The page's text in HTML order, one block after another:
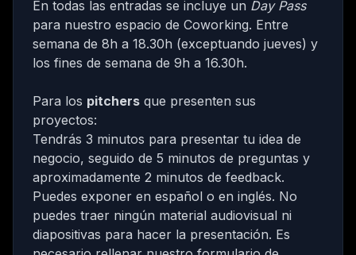
En todas las entradas se incluye un Day Pass
para nuestro espacio de Coworking. Entre
semana de 8h a 18.30h (exceptuando jueves) y
los fines de semana de 9h a 16.30h.
Para los pitchers que presenten sus
proyectos:
Tendrás 3 minutos para presentar tu idea de
negocio, seguido de 5 minutos de preguntas y
aproximadamente 2 minutos de feedback.
Puedes exponer en español o en inglés. No
puedes traer ningún material audiovisual ni
diapositivas para hacer la presentación. Es